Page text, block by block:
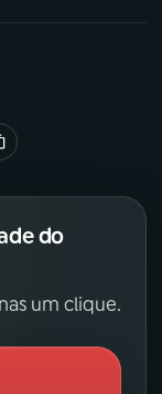
do
um clique.